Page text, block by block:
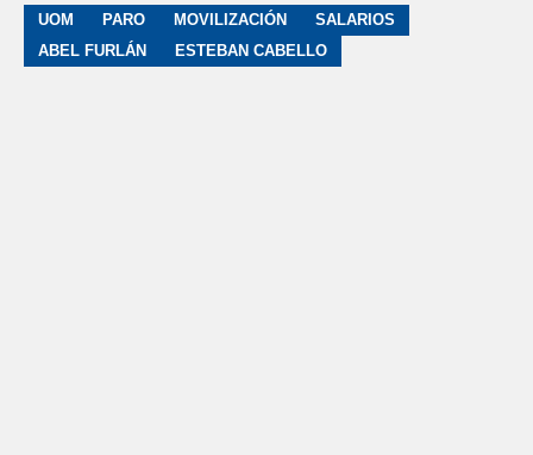
UOM PARO MOVILIZACIÓN
SALARIOS
ABEL FURLÁN
ESTEBAN CABELLO